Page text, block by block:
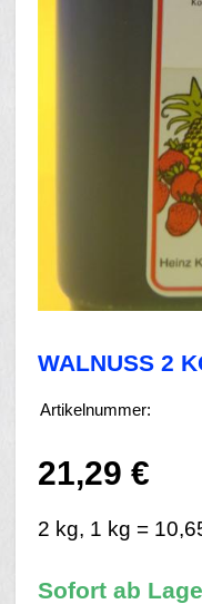
WALNUSS 2
Artikelnummer:
21,29 €
2 kg, 1 kg =
Sofort ab